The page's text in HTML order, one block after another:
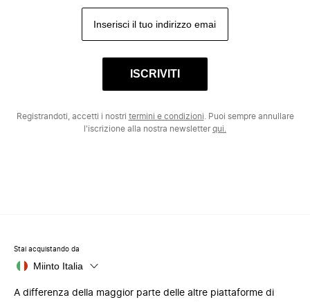
ISCRIVITI
Registrandoti, accetti i nostri termini e condizioni . Puoi sempre annullare
l'iscrizione alla nostra newsletterqui.
Stai acquistando da
Miinto Italia
A differenza della maggior parte delle altre piattaforme di